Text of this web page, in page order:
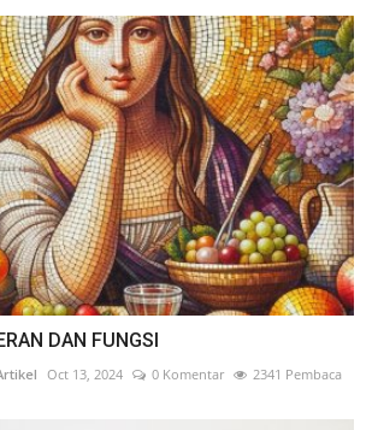
DAN FUNGSI
Oct 13, 2024 0 Komentar 2341 Pembaca